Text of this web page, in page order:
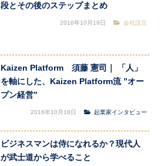
段とその後のステップまとめ
2016年10月19日 会社設立
Kaizen Platform 須藤 憲司｜ 「人」
を軸にした、Kaizen Platform流 ”オー
プン経営”
2016年10月18日 起業家インタビュー
ビジネスマンは侍になれるか？現代人
が武士道から学べること